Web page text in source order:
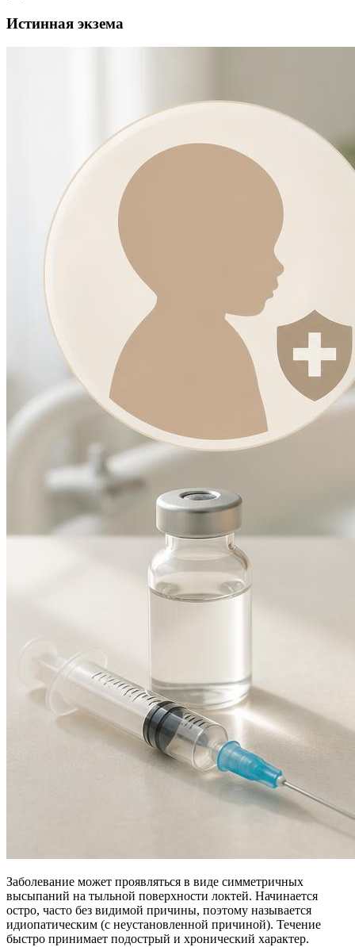
Истинная экзема
Заболевание может проявляться в виде симметричных
высыпаний на тыльной поверхности локтей. Начинается
остро, часто без видимой причины, поэтому называется
идиопатическим (с неустановленной причиной). Течение
быстро принимает подострый и хронический характер.